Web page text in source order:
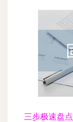
三步极速盘